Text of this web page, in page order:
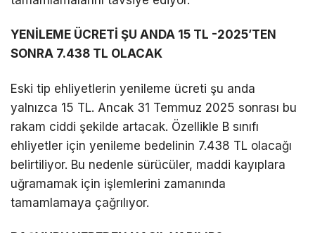
YENİLEME ÜCRETİ ŞU ANDA 15 TL -2025’TEN
SONRA 7.438 TL OLACAK
Eski tip ehliyetlerin yenileme ücreti şu anda
yalnızca 15 TL. Ancak 31 Temmuz 2025 sonrası bu
rakam ciddi şekilde artacak. Özellikle B sınıfı
ehliyetler için yenileme bedelinin 7.438 TL olacağı
belirtiliyor. Bu nedenle sürücüler, maddi kayıplara
uğramamak için işlemlerini zamanında
tamamlamaya çağrılıyor.